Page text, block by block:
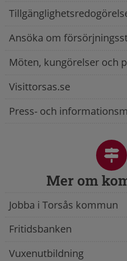
Ansöka om
Möten, kungörelser och
Visittorsas.se
Press- och
Mer om
Jobba i Torsås kommun
Fritidsbanken
Vuxenutbildning